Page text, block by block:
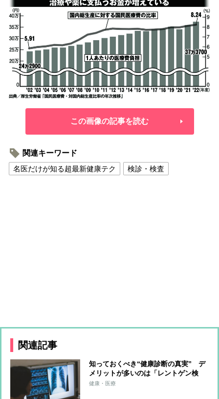
この画像の記事を読む
関連キーワード
名医だけが知る超最新健康テク
検診・検査
関連記事
知っておくべき“健康診断の真実” デ
メリットが多いのは「レントゲン検
査」と「バリウム検査」、「骨密度検
健康・医療